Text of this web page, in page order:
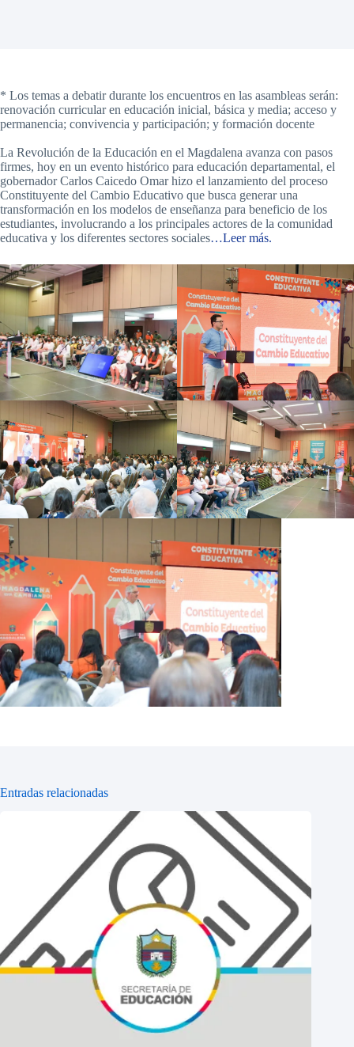
* Los temas a debatir durante los encuentros en las asambleas serán:
renovación curricular en educación inicial, básica y media; acceso y
permanencia; convivencia y participación; y formación docente
La Revolución de la Educación en el Magdalena avanza con pasos
firmes, hoy en un evento histórico para educación departamental, el
gobernador Carlos Caicedo Omar hizo el lanzamiento del proceso
Constituyente del Cambio Educativo que busca generar una
transformación en los modelos de enseñanza para beneficio de los
estudiantes, involucrando a los principales actores de la comunidad
educativa y los diferentes sectores sociales…Leer más.
Entradas relacionadas